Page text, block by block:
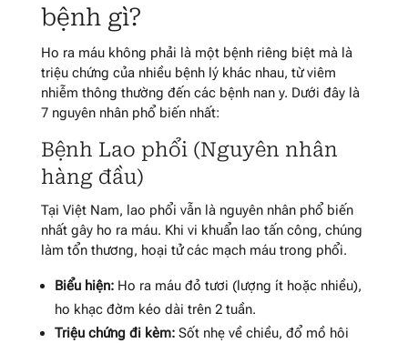
bệnh gì?
Ho ra máu không phải là một bệnh riêng biệt mà là
triệu chứng của nhiều bệnh lý khác nhau, từ viêm
nhiễm thông thường đến các bệnh nan y. Dưới đây là
7 nguyên nhân phổ biến nhất:
Bệnh Lao phổi (Nguyên nhân
hàng đầu)
Tại Việt Nam, lao phổi vẫn là nguyên nhân phổ biến
nhất gây ho ra máu. Khi vi khuẩn lao tấn công, chúng
làm tổn thương, hoại tử các mạch máu trong phổi.
Biểu hiện:Ho ra máu đỏ tươi (lượng ít hoặc nhiều),
ho khạc đờm kéo dài trên 2 tuần.
Triệu chứng đi kèm:Sốt nhẹ về chiều, đổ mồ hôi